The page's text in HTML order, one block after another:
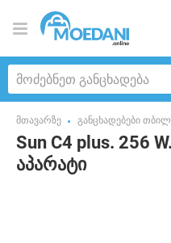
მთავარზე განცხადებები
Sun C4 plus. 256
აპარატი